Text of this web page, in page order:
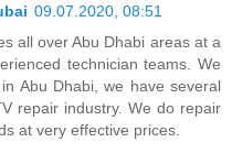
09.07.2020, 08:51
all over Abu Dhabi areas at a
technician teams. We
Abu Dhabi, we have several
repair industry. We do repair
at very effective prices.